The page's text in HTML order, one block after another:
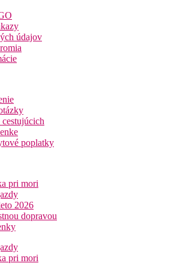
m
51 km
35 km (Port Louis)
možností: cca 1,5 km
kávy a čaju
king alebo twin
(pokiaľ nie je uvedené inak, majú izby
vybavenie)
izba, Priviledge:
2 spálne:
údajov
poplatky
pri mori
2026
dopravou
pri mori